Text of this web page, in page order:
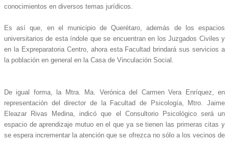
conocimientos en diversos temas jurídicos.
Es así que, en el municipio de Querétaro, además de los espacios
universitarios de esta índole que se encuentran en los Juzgados Civiles y
en la Expreparatoria Centro, ahora esta Facultad brindará sus servicios a
la población en general en la Casa de Vinculación Social.
De igual forma, la Mtra. Ma. Verónica del Carmen Vera Enríquez, en
representación del director de la Facultad de Psicología, Mtro. Jaime
Eleazar Rivas Medina, indicó que el Consultorio Psicológico será un
espacio de aprendizaje mutuo en el que ya se tienen las primeras citas y
se espera incrementar la atención que se ofrezca no sólo a los vecinos de